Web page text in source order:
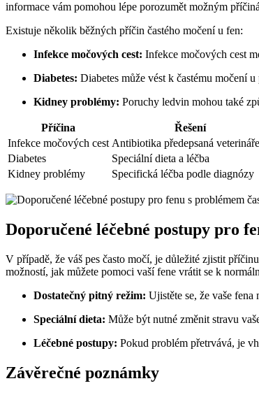
informace vám pomohou lépe porozumět možným
Existuje několik běžných příčin častého močení u fen:
Infekce močových cest: Infekce močových cest
Diabetes: Diabetes může vést k častému močení
Kidney problémy: Poruchy ledvin mohou také
Příčina
Řešení
Infekce močových cest Antibiotika předepsaná
Diabetes
Speciální dieta a léčba
Kidney problémy
Specifická léčba podle diagnózy
Doporučené léčebné postupy pro
V případě, že váš pes často močí, je důležité zjistit
možností, jak můžete pomoci vaší fene vrátit se k
Dostatečný pitný režim: Ujistěte se, že vaše
Speciální dieta: Může být nutné změnit stravu
Léčebné postupy: Pokud problém přetrvává, je
Závěrečné poznámky